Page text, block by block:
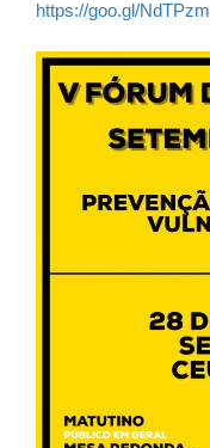
https://goo.gl/NdTPzm